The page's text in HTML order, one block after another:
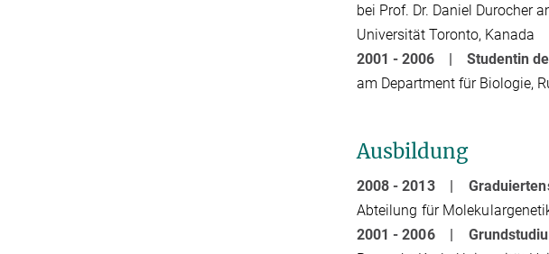
bei Prof. Dr. Daniel Durocher
Universität Toronto, Kanada
2001 - 2006 | Studentin
am Department für Biologie,
Ausbildung
2008 - 2013 |
Abteilung für
2001 - 2006 |